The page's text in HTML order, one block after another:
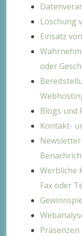
Löschung
Einsatz
oder
Blogs und
Kontakt-
Werbliche
Fax oder